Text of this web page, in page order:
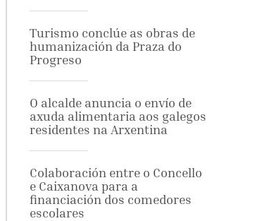
Turismo conclúe as obras de
humanización da Praza do
Progreso
O alcalde anuncia o envío de
axuda alimentaria aos galegos
residentes na Arxentina
Colaboración entre o Concello
e Caixanova para a
financiación dos comedores
escolares